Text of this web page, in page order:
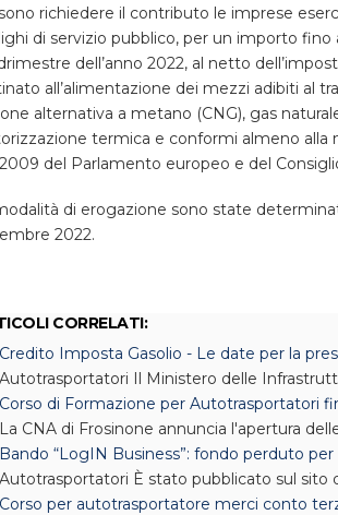
richiedere il contributo le imprese
di servizio pubblico, per un importo
dell’anno 2022, al netto
all’alimentazione dei mezzi adibiti al
alternativa a metano (CNG), gas
termica e conformi almeno alla
del Parlamento europeo e del
di erogazione sono state
2022.
CORRELATI:
Credito Imposta Gasolio - Le date per la
Autotrasportatori Il Ministero delle
Corso di Formazione per Autotrasportatori
La CNA di Frosinone annuncia l'apertura
Bando “LogIN Business”: fondo perduto
Autotrasportatori È stato pubblicato sul sito
Corso per autotrasportatore merci conto